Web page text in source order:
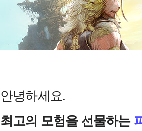
안녕하세요.
최고의 모험을 선물하는